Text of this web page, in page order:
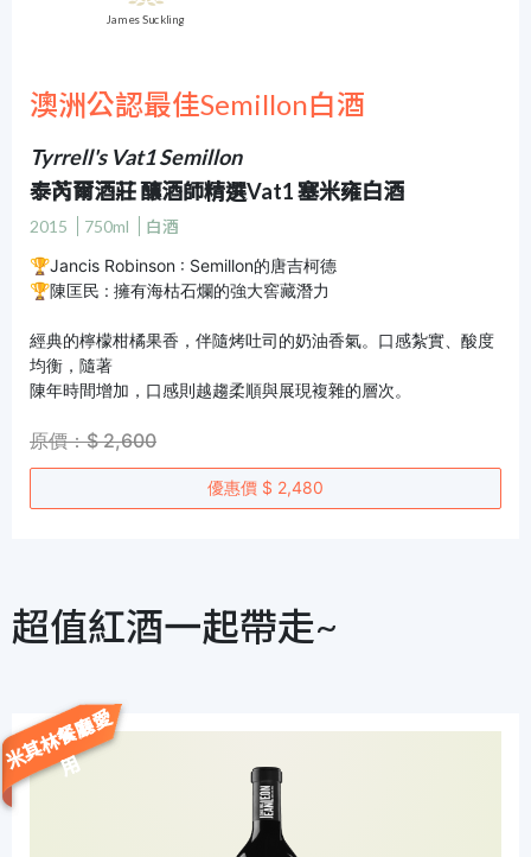
James Suckling
澳洲公認最佳Semillon白酒
Tyrrell's Vat1 Semillon
泰芮爾酒莊 釀酒師精選Vat1 塞米雍白酒
2015 750ml
白酒
🏆Jancis Robinson : Semillon的唐吉柯德
🏆陳匡民 : 擁有海枯石爛的強大窖藏潛力
經典的檸檬柑橘果香，伴隨烤吐司的奶油香氣。口感紮實、酸度
均衡，隨著
陳年時間增加，口感則越趨柔順與展現複雜的層次。
原價：$ 2,600
優惠價 $ 2,480
超值紅酒一起帶走~
米
其
林
餐
廳
愛
用